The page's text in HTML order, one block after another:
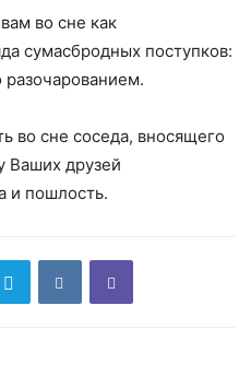
во сне как
сумасбродных поступков:
разочарованием.
сне соседа, вносящего
Ваших друзей
и пошлость.